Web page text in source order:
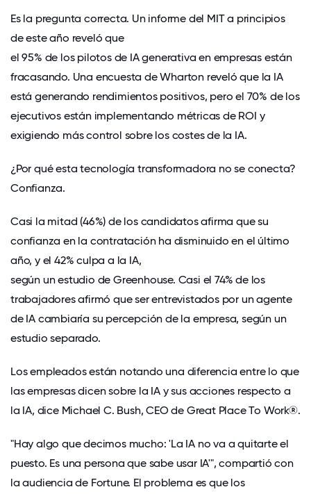
Es la pregunta correcta. Un informe del MIT a principios
de este año reveló que
el 95% de los pilotos de IA generativa en empresas están
fracasando. Una encuesta de Wharton reveló que la IA
está generando rendimientos positivos, pero el 70% de los
ejecutivos están implementando métricas de ROI y
exigiendo más control sobre los costes de la IA.
¿Por qué esta tecnología transformadora no se conecta?
Confianza.
Casi la mitad (46%) de los candidatos afirma que su
confianza en la contratación ha disminuido en el último
año, y el 42% culpa a la IA,
según un estudio de Greenhouse. Casi el 74% de los
trabajadores afirmó que ser entrevistados por un agente
de IA cambiaría su percepción de la empresa, según un
estudio separado.
Los empleados están notando una diferencia entre lo que
las empresas dicen sobre la IA y sus acciones respecto a
la IA, dice Michael C. Bush, CEO de Great Place To Work®.
"Hay algo que decimos mucho: 'La IA no va a quitarte el
puesto. Es una persona que sabe usar IA'", compartió con
la audiencia de Fortune. El problema es que los